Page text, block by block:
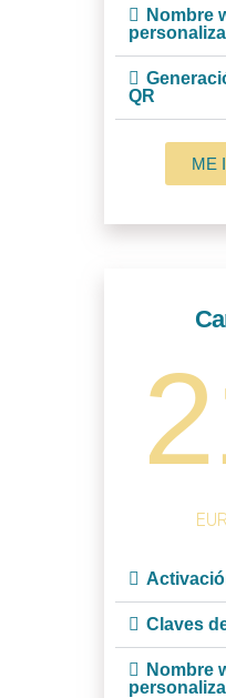
Nombre
QR
ME
Claves
Nombre